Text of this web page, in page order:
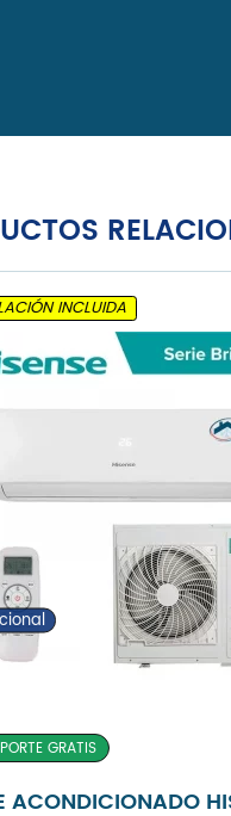
INCLUIDA
GRATIS
ACONDICIONADO